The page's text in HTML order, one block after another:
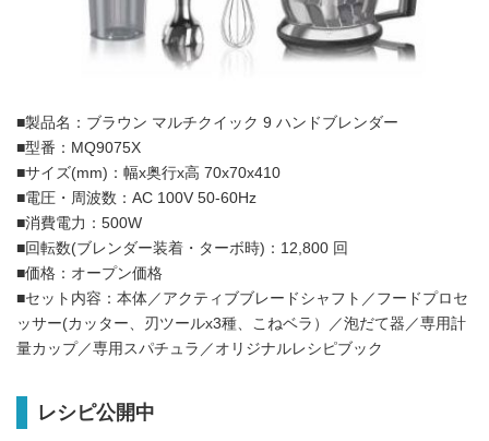
■製品名：ブラウン マルチクイック 9 ハンドブレンダー
■型番：MQ9075X
■サイズ(mm)：幅x奥行x高 70x70x410
■電圧・周波数：AC 100V 50-60Hz
■消費電力：500W
■回転数(ブレンダー装着・ターボ時)：12,800 回
■価格：オープン価格
■セット内容：本体／アクティブブレードシャフト／フードプロセ
ッサー(カッター、刃ツールx3種、こねベラ）／泡だて器／専用計
量カップ／専用スパチュラ／オリジナルレシピブック
レシピ公開中